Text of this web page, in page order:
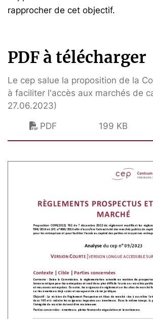
rapprocher de cet objectif.
PDF à télécharger
Le cep salue la proposition de la
à faciliter l'accès aux marchés de
27.06.2023)
PDF
199 KB